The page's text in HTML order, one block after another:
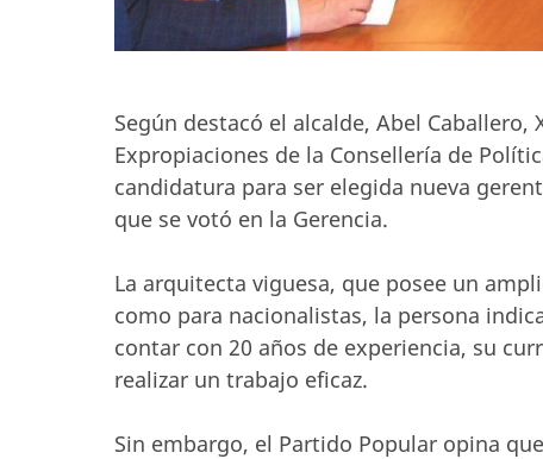
Según destacó el alcalde, Abel
Expropiaciones de la Consellería de
candidatura para ser elegida nueva
que se votó en la Gerencia.
La arquitecta viguesa, que posee un
como para nacionalistas, la persona
contar con 20 años de experiencia, su
realizar un trabajo eficaz.
Sin embargo, el Partido Popular opina